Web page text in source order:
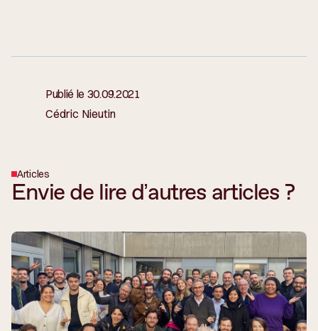
Publié le 30.09.2021
Cédric Nieutin
Articles
Envie de lire d’autres articles ?